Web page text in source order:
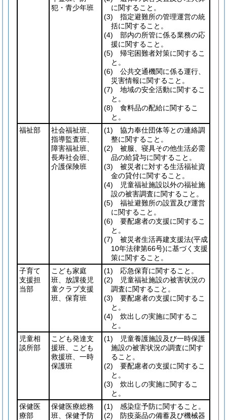
犯・青少年班
に関すること。
(3) 指定避難所の管理運営の統
括に関すること。
(4) 部内の所管に係る業務の応
援に関すること。
(5) 帰宅困難者対策に関するこ
と。
(6) 公共交通機関に係る運行、
災害情報に関すること。
(7) 地域の安全活動に関するこ
と。
(8) 食料品の配給に関するこ
と。
福祉部
社会福祉班、
指導監査班、
障害福祉班、
長寿社会班、
介護保険班
(1) 協力奉仕団体等との連絡調
整に関すること。
(2) 被服、寝具その他生活必需
品の給貸与に関すること。
(3) 被災者に対する生活福祉資
金の貸付に関すること。
(4) 児童福祉施設以外の福祉施
設の被害調査に関すること。
(5) 福祉避難所の設置及び運営
に関すること。
(6) 要配慮者の支援に関するこ
と。
(7) 被災者生活再建支援法(平成
10年法律第66号)に基づく支援
策に関すること。
子育て
支援担
当部
こども家庭
班、放課後児
童クラブ支援
班、保育班
(1) 応急保育に関すること。
(2) 児童福祉施設の被害状況の
調査に関すること。
(3) 要配慮者の支援に関するこ
と。
(4) 炊出しの実施に関するこ
と。
児童相
談所部
こども発達支
援班、こども
救援班、一時
保護班
(1) 児童養護施設及び一時保護
施設の被害状況の調査に関す
ること。
(2) 要配慮者の支援に関するこ
と。
(3) 炊出しの実施に関するこ
と。
保健医
療部
保健医療総務
班、保健予防
(1) 感染症予防に関すること。
(2) 防疫薬品の備蓄及び機械器